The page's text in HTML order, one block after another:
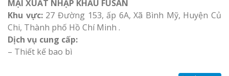
MẠI XUẤT NHẬP KHẨU FUSAN
Khu vực: 27 Đường 153, ấp 6A, Xã Bình Mỹ, Huyện Củ
Chi, Thành phố Hồ Chí Minh .
Dịch vụ cung cấp:
– Thiết kế bao bì